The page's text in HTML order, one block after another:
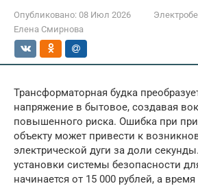
Опубликовано: 08 Июл 2026
Елена Смирнова
Трансформаторная будка
напряжение в бытовое, создавая
повышенного риска. Ошибка при
объекту может привести к
электрической дуги за доли
установки системы безопасности
начинается от 15 000 рублей, а